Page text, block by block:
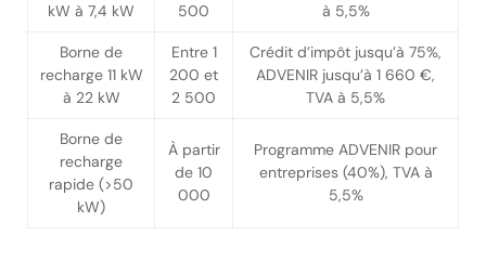
kW à 7,4 kW
500
à 5,5%
Borne de
recharge 11 kW
à 22 kW
Entre 1
200 et
2 500
Crédit d’impôt jusqu’à 75%,
ADVENIR jusqu’à 1 660 €,
TVA à 5,5%
Borne de
recharge
rapide (>50
kW)
À partir
de 10
000
Programme ADVENIR pour
entreprises (40%), TVA à
5,5%